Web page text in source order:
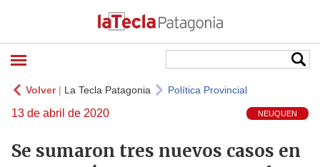
Volver| La Tecla Patagonia Política Provincial
13 de abril de 2020 NEUQUEN
Se sumaron tres nuevos casos en